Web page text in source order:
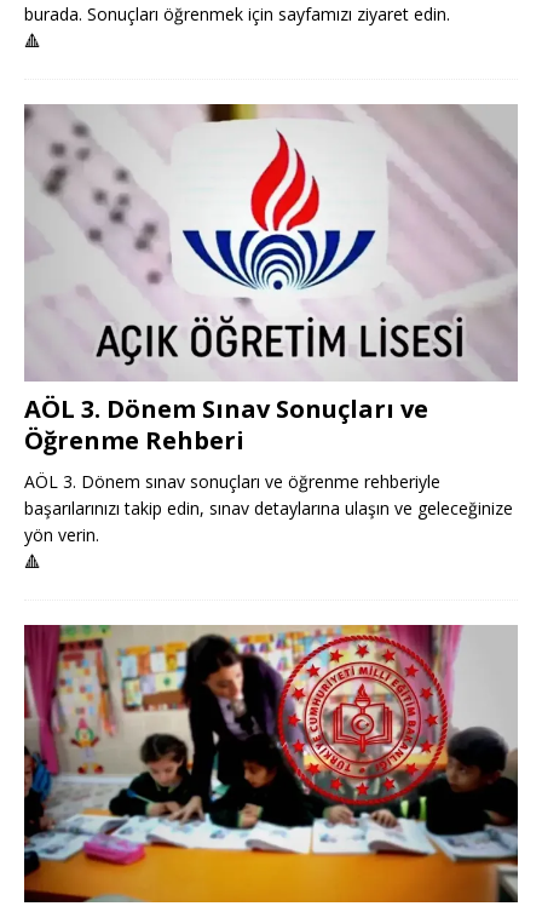
burada. Sonuçları öğrenmek için sayfamızı ziyaret edin.
🔺
AÖL 3. Dönem Sınav Sonuçları ve
Öğrenme Rehberi
AÖL 3. Dönem sınav sonuçları ve öğrenme rehberiyle
başarılarınızı takip edin, sınav detaylarına ulaşın ve geleceğinize
yön verin.
🔺